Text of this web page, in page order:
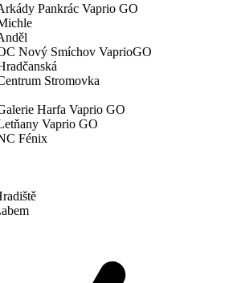
Pankrác Vaprio GO
Nový Smíchov VaprioGO
Stromovka
Harfa Vaprio GO
Vaprio GO
Fénix